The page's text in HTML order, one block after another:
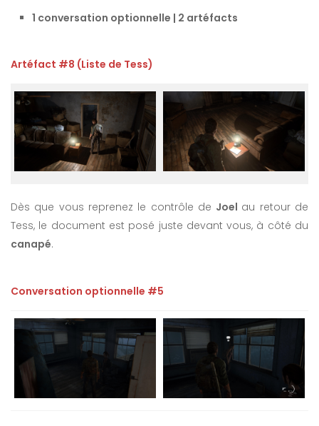
1 conversation optionnelle | 2 artéfacts
Artéfact #8 (Liste de Tess)
Dès que vous reprenez le contrôle de Joel au retour de
Tess, le document est posé juste devant vous, à côté du
canapé.
Conversation optionnelle #5